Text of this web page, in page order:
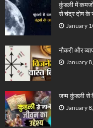
कुंडली में कमजोर
से चंद्र दोष
January
नौकरी और
January
जन्म कुंडली से
January